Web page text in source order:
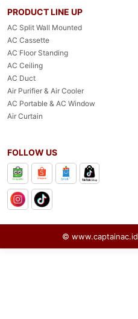
PRODUCT LINE UP
AC Split Wall Mounted
AC Cassette
AC Floor Standing
AC Ceiling
AC Duct
Air Purifier & Air Cooler
AC Portable & AC Window
Air Curtain
FOLLOW US
© www.captainac.id